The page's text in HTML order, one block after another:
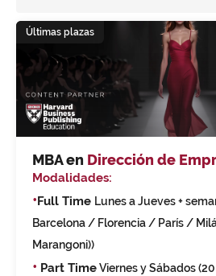
Últimas plazas
MBA en Dirección de
Modalidades:
•Full Time Lunes a Jueves +
Barcelona / Florencia / París /
Marangoni))
• Part TimeViernes y Sábados